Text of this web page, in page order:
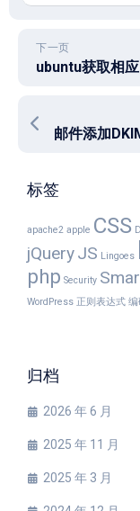
下一页
邮件添加
标签
apache2 apple CSS
jQueryJS Lingoes
php Security
WordPress 正则表达式 编
归档
2026 年 6 月
2025 年 11 月
2025 年 3 月